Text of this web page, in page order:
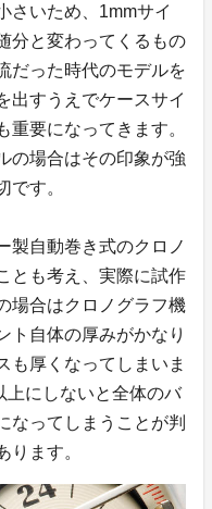
いため、1mmサイ
分と変わってくるもの
だった時代のモデルを
出すうえでケースサイ
重要になってきます。
の場合はその印象が強
です。
自動巻き式のクロノ
とも考え、実際に試作
場合はクロノグラフ機
ト自体の厚みがかなり
も厚くなってしまいま
上にしないと全体のバ
なってしまうことが判
ります。